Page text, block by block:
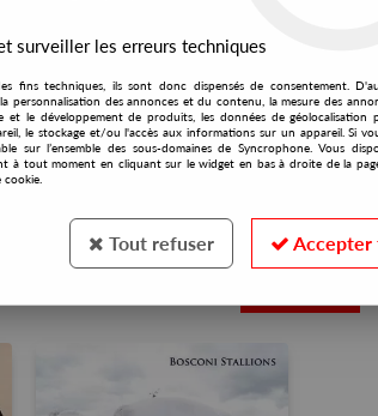
surveiller les erreurs techniques
fins techniques, ils sont donc dispensés de consentement.
personnalisation des annonces et du contenu, la mesure des
et le développement de produits, les données de géolocalisation
le stockage et/ou l'accès aux informations sur un appareil. Si
sur l’ensemble des sous-domaines de Syncrophone. Vous
à tout moment en cliquant sur le widget en bas à droite de la
Tout refuser Accepter